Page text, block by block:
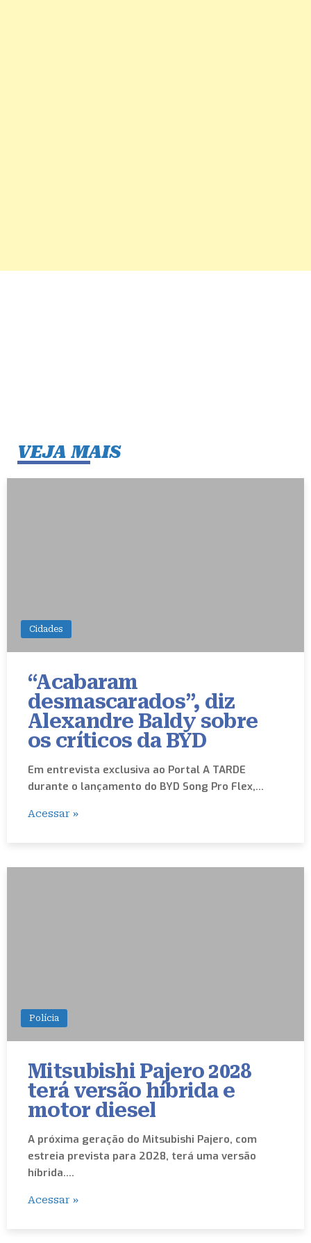
VEJA MAIS
Cidades
“Acabaram
desmascarados”, diz
Alexandre Baldy sobre
os críticos da BYD
Em entrevista exclusiva ao Portal A TARDE
durante o lançamento do BYD Song Pro Flex,…
Acessar »
Polícia
Mitsubishi Pajero 2028
terá versão híbrida e
motor diesel
A próxima geração do Mitsubishi Pajero, com
estreia prevista para 2028, terá uma versão
híbrida.…
Acessar »